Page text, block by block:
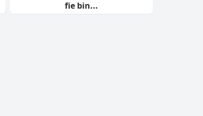
fie bin...